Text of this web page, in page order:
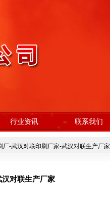
行业资讯 联系我们
厂-武汉对联印刷厂家-武汉对联生产厂家
对联生产厂家